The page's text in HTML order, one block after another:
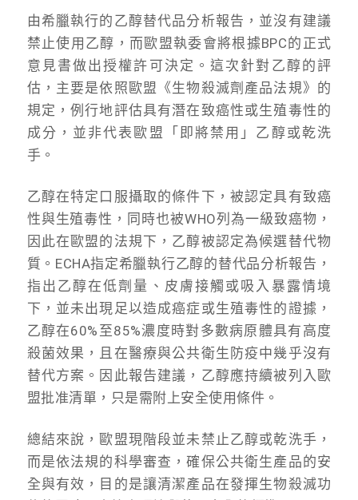
由希臘執行的乙醇替代品分析報告，並沒有建議
禁止使用乙醇，而歐盟執委會將根據BPC的正式
意見書做出授權許可決定。這次針對乙醇的評
估，主要是依照歐盟《生物殺滅劑產品法規》的
規定，例行地評估具有潛在致癌性或生殖毒性的
成分，並非代表歐盟「即將禁用」乙醇或乾洗
手。
乙醇在特定口服攝取的條件下，被認定具有致癌
性與生殖毒性，同時也被WHO列為一級致癌物，
因此在歐盟的法規下，乙醇被認定為候選替代物
質。ECHA指定希臘執行乙醇的替代品分析報告，
指出乙醇在低劑量、皮膚接觸或吸入暴露情境
下，並未出現足以造成癌症或生殖毒性的證據，
乙醇在60%至85%濃度時對多數病原體具有高度
殺菌效果，且在醫療與公共衛生防疫中幾乎沒有
替代方案。因此報告建議，乙醇應持續被列入歐
盟批准清單，只是需附上安全使用條件。
總結來說，歐盟現階段並未禁止乙醇或乾洗手，
而是依法規的科學審查，確保公共衛生產品的安
全與有效，目的是讓清潔產品在發揮生物殺滅功